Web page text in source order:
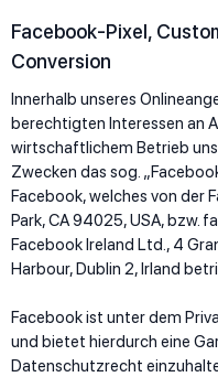
Facebook-Pixel,
Conversion
Innerhalb unseres
berechtigten Interessen an
wirtschaftlichem Betrieb
Zwecken das sog.
Facebook, welches von der
Park, CA 94025, USA, bzw.
Facebook Ireland Ltd., 4
Harbour, Dublin 2, Irland
Facebook ist unter dem
und bietet hierdurch eine
Datenschutzrecht